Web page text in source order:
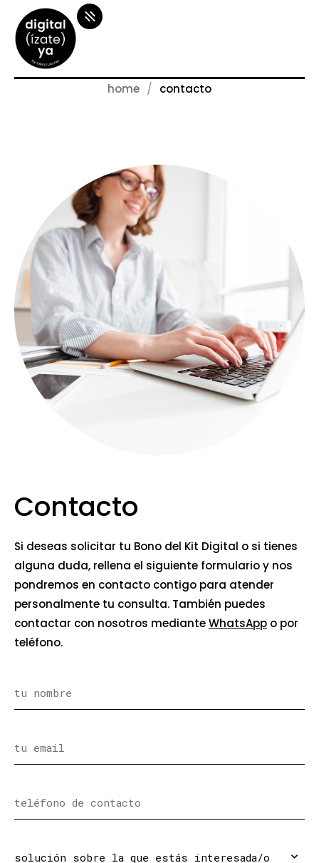
home contacto
Contacto
Si deseas solicitar tu Bono del Kit Digital o si tienes
alguna duda, rellena el siguiente formulario y nos
pondremos en contacto contigo para atender
personalmente tu consulta. También puedes
contactar con nosotros medianteWhatsApp o por
teléfono.